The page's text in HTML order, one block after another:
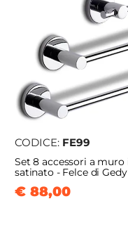
CODICE: FE99
Set 8 accessori a
satinato - Felce di Gedy
€ 88,00